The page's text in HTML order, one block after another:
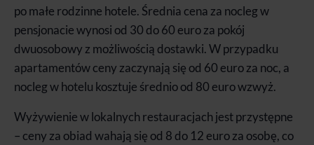
po małe rodzinne hotele. Średnia cena za nocleg w
pensjonacie wynosi od 30 do 60 euro za pokój
dwuosobowy z możliwością dostawki. W przypadku
apartamentów ceny zaczynają się od 60 euro za noc, a
nocleg w hotelu kosztuje średnio od 80 euro wzwyż.
Wyżywienie w lokalnych restauracjach jest przystępne
– ceny za obiad wahają się od 8 do 12 euro za osobę, co